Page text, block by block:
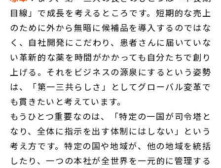
目線」で成長を考えるところです。短期的な売上
のために外から無暗に候補品を導入するのではな
く、自社開発にこだわり、患者さんに届いていな
い革新的な薬を時間がかかっても自分たちで創り
上げる。それをビジネスの源泉にするという姿勢
は、「第一三共らしさ」としてグローバル変革で
も貫きたいと考えています。
もうひとつ重要なのは、「特定の一国が司令塔と
なり、全体に指示を出す体制にはしない」という
考え方です。特定の国や地域が、他の地域を統括
したり、一つの本社が全世界を一元的に管理する